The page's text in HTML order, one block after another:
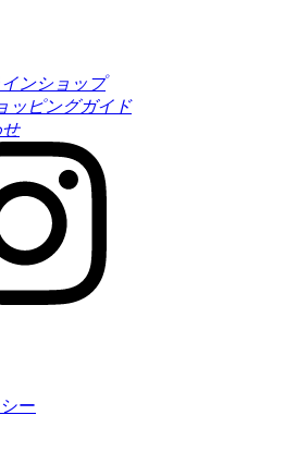
ンショップ
ッピングガイド
ー